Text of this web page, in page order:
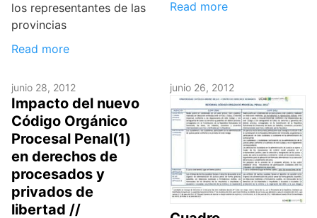
los representantes de las
provincias
Read more
Read more
junio 28, 2012
Impacto del nuevo
Código Orgánico
Procesal Penal(1)
en derechos de
procesados y
privados de
libertad //
junio 26, 2012